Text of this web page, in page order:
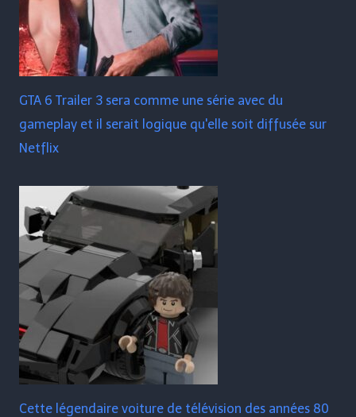
GTA 6 Trailer 3 sera comme une série avec du
gameplay et il serait logique qu'elle soit diffusée sur
Netflix
Cette légendaire voiture de télévision des années 80